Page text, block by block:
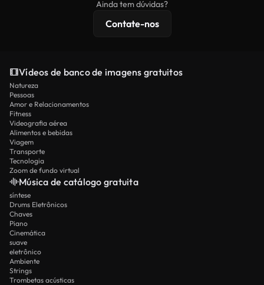
licenciamento estendidas.
Ainda tem dúvidas?
Contate-nos
Vídeos de banco de imagens gratuitos
Natureza
Pessoas
Amor e Relacionamentos
Fitness
Videografia aérea
Alimentos e bebidas
Viagem
Transporte
Tecnologia
Zoom de fundo virtual
Música de catálogo gratuita
síntese
Drums Eletrônicos
Chaves
Piano
Cinemática
suave
eletrônico
Ambiente
Strings
Trombetas acústicas